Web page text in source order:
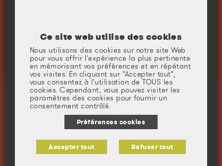
informations sur ce cancer pour tout savoir
Fiche Cancer colorectal
Une question, un avis ?
Ce formulaire vous permet de contacter le
Département Prévention Cancer Environnement.
Nous veillerons à vous répondre dans les meilleurs
Ce site web utilise des cookies
Nous utilisons des cookies sur notre site Web
pour vous offrir l'expérience la plus pertinente
en mémorisant vos préférences et en répétant
vos visites. En cliquant sur "Accepter tout",
vous consentez à l'utilisation de TOUS les
cookies. Cependant, vous pouvez visiter les
paramètres des cookies pour fournir un
consentement contrôlé.
Préférences cookies
Accepter tout Refuser tout